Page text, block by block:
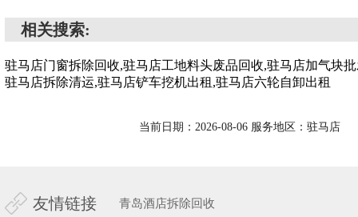
相关搜索:
驻马店门窗拆除回收,驻马店工地料头废品回收,驻马店加气块
驻马店拆除清运,驻马店铲车挖机出租,驻马店六轮自卸出租
当前日期：2026-08-06 服务地区：驻马店
友情链接 青岛酒店拆除回收